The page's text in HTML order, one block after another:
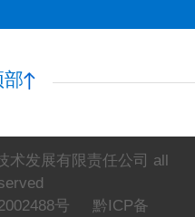
部
术发展有限责任公司 all
号
黔ICP备